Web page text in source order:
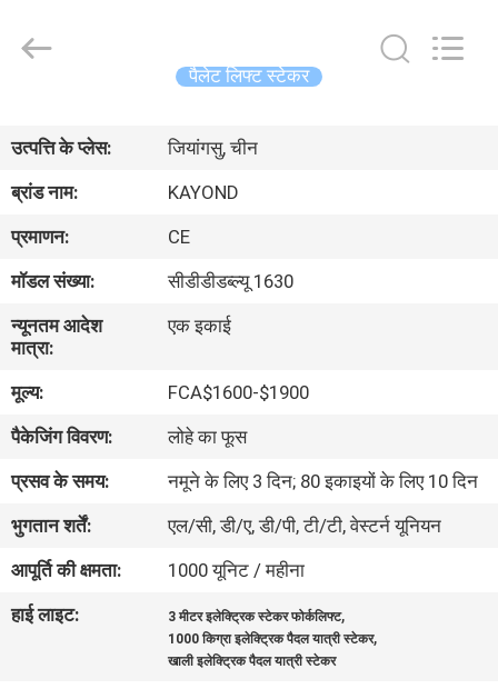
उत्पादों
वीडियो
हमारे
में
कारखाना
भ्रमण
गुणवत्ता
नियंत्रण
Machinery
Co.,Ltd.
पैलेट लिफ्ट स्टेकर
उत्पत्ति के प्लेस:
जियांगसु, चीन
ब्रांड नाम:
KAYOND
प्रमाणन:
CE
मॉडल संख्या:
सीडीडीडब्ल्यू 1630
न्यूनतम आदेश
मात्रा:
एक इकाई
मूल्य:
FCA$1600-$1900
पैकेजिंग विवरण:
लोहे का फूस
प्रसव के समय:
नमूने के लिए 3 दिन; 80 इकाइयों के लिए 10 दिन
भुगतान शर्तें:
एल/सी, डी/ए, डी/पी, टी/टी, वेस्टर्न यूनियन
आपूर्ति की क्षमता:
1000 यूनिट / महीना
हाई लाइट:
3 मीटर इलेक्ट्रिक स्टेकर फोर्कलिफ्ट,
1000 किग्रा इलेक्ट्रिक पैदल यात्री स्टेकर,
खाली इलेक्ट्रिक पैदल यात्री स्टेकर